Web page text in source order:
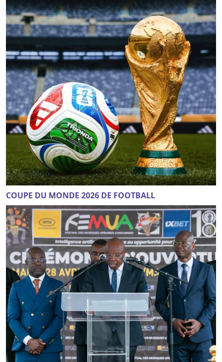
COUPE DU MONDE 2026 DE FOOTBALL